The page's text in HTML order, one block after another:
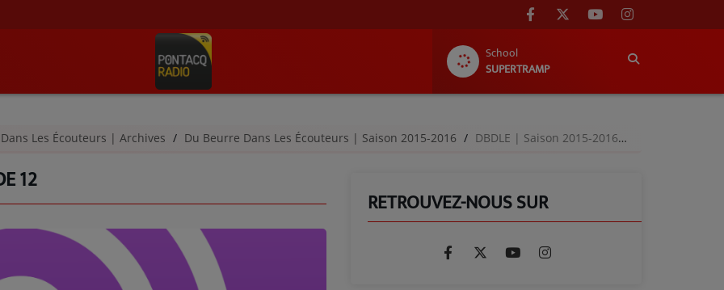
School
SUPERTRAMP
Les Écouteurs | Archives Du Beurre Dans Les Écouteurs | Saison 2015-2016 DBDLE | Saison 2015-2016 | Episode 12
12
RETROUVEZ-NOUS SUR